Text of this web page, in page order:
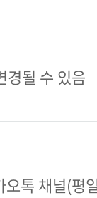
될 수 있음
톡 채널(평